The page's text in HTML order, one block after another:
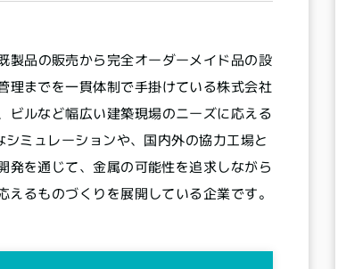
製品の販売から完全オーダーメイド品の設
理までを一貫体制で手掛けている株式会社
ビルなど幅広い建築現場のニーズに応える
ミュレーションや、国内外の協力工場と
発を通じて、金属の可能性を追求しながら
るものづくりを展開している企業です。